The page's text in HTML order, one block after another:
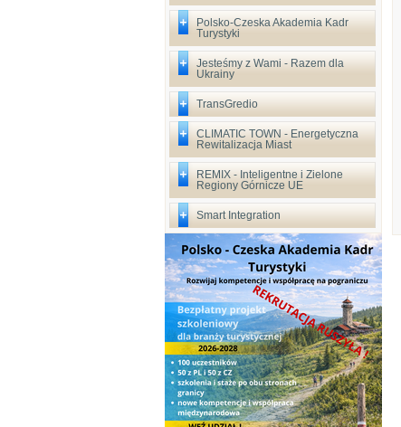
Polsko-Czeska Akademia Kadr
Turystyki
Jesteśmy z Wami - Razem dla
Ukrainy
TransGredio
CLIMATIC TOWN - Energetyczna
Rewitalizacja Miast
REMIX - Inteligentne i Zielone
Regiony Górnicze UE
Smart Integration